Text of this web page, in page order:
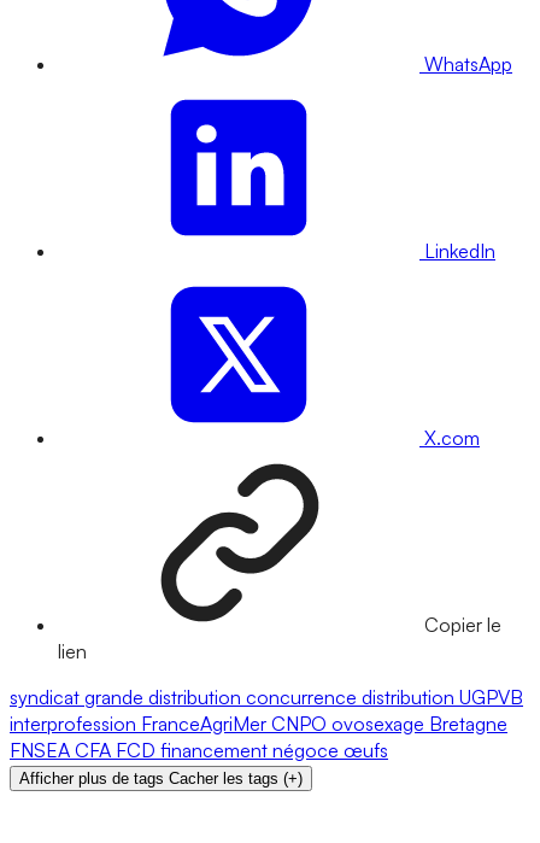
WhatsApp
LinkedIn
X.com
Copier le
lien
syndicat grande distribution concurrence distribution UGPVB
interprofession FranceAgriMer CNPO ovosexage Bretagne
FNSEA CFA FCD financement négoce œufs
Afficher plus de tags Cacher les tags (+)